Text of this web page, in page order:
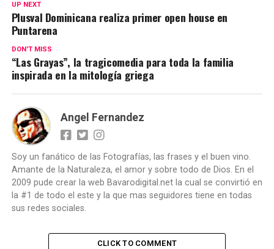
UP NEXT
Plusval Dominicana realiza primer open house en
Puntarena
DON'T MISS
“Las Grayas”, la tragicomedia para toda la familia
inspirada en la mitología griega
Angel Fernandez
Soy un fanático de las Fotografías, las frases y el buen vino.
Amante de la Naturaleza, el amor y sobre todo de Dios. En el
2009 pude crear la web Bavarodigital.net la cual se convirtió en
la #1 de todo el este y la que mas seguidores tiene en todas
sus redes sociales.
CLICK TO COMMENT